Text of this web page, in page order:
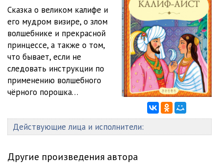
Сказка о великом калифе и
его мудром визире, о злом
волшебнике и прекрасной
принцессе, а также о том,
что бывает, если не
следовать инструкции по
применению волшебного
чёрного порошка…
Действующие лица и исполнители:
Другие произведения автора